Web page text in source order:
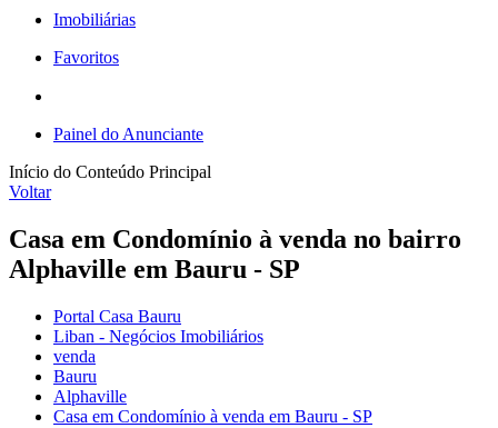
Imobiliárias
Favoritos
Painel do Anunciante
Início do Conteúdo Principal
Voltar
Casa em Condomínio à venda no bairro
Alphaville em Bauru - SP
Portal Casa Bauru
Liban - Negócios Imobiliários
venda
Bauru
Alphaville
Casa em Condomínio à venda em Bauru - SP